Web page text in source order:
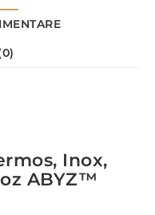
Inox,
ABYZ™